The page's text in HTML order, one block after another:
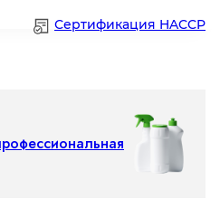
Сертификация HACCP